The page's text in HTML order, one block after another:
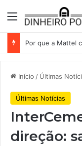
Menu
Início / Últimas
Últimas Notícias
direção: